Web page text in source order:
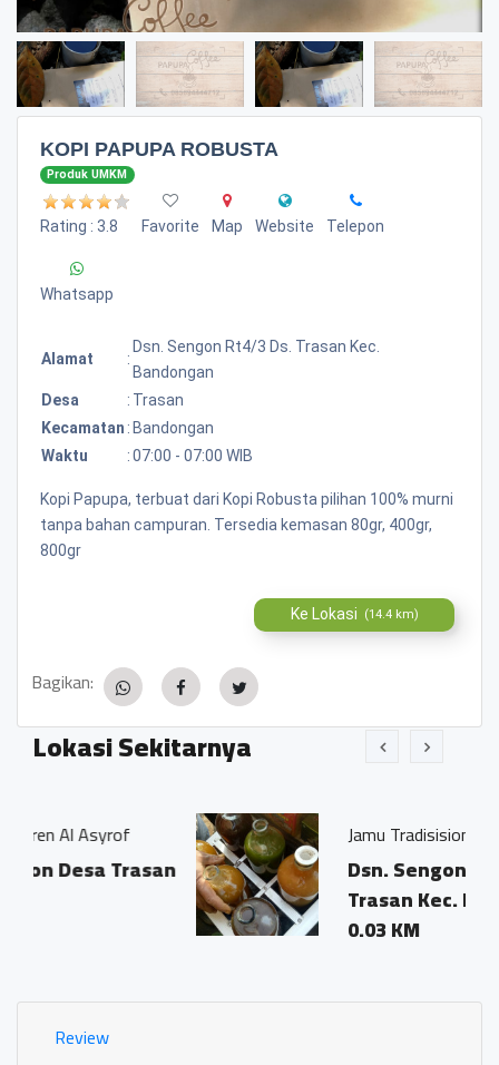
KOPI PAPUPA ROBUSTA
Produk UMKM
Rating : 3.8 Favorite Map Website Telepon
Whatsapp
Alamat :
Dsn. Sengon Rt4/3 Ds. Trasan Kec.
Bandongan
Desa
: Trasan
Kecamatan : Bandongan
Waktu
:07:00 - 07:00 WIB
Kopi Papupa, terbuat dari Kopi Robusta pilihan 100% murni
tanpa bahan campuran. Tersedia kemasan 80gr, 400gr,
800gr
Ke Lokasi (14.4 km)
Bagikan:
Lokasi Sekitarnya
Jamu Tradisisional Madun
Dsn. Sengon RT04/03 Ds.
Trasan Kec. Bandongan
0.03 KM
Review